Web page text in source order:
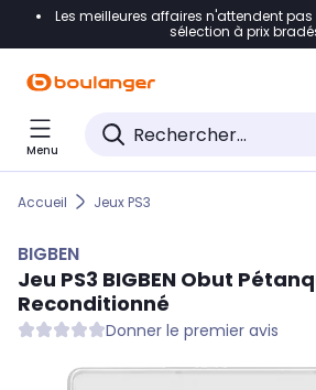
Accéder directement à la
Accéder directement au pied de
Accéder directement au chatbot
Les meilleures affaires n'attendent
sélection à prix
Menu
Accueil Jeux PS3
BIGBEN
Jeu PS3 BIGBEN Obut
Reconditionné
Donner le premier avis